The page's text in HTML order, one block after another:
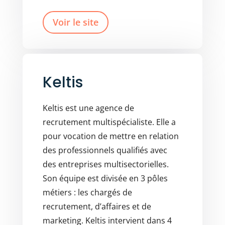
Voir le site
Keltis
Keltis est une agence de
recrutement multispécialiste. Elle a
pour vocation de mettre en relation
des professionnels qualifiés avec
des entreprises multisectorielles.
Son équipe est divisée en 3 pôles
métiers : les chargés de
recrutement, d’affaires et de
marketing. Keltis intervient dans 4